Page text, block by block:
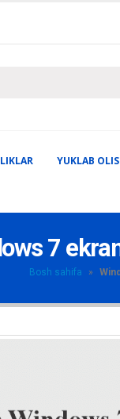
YUKLAB
7
Bosh sahifa »